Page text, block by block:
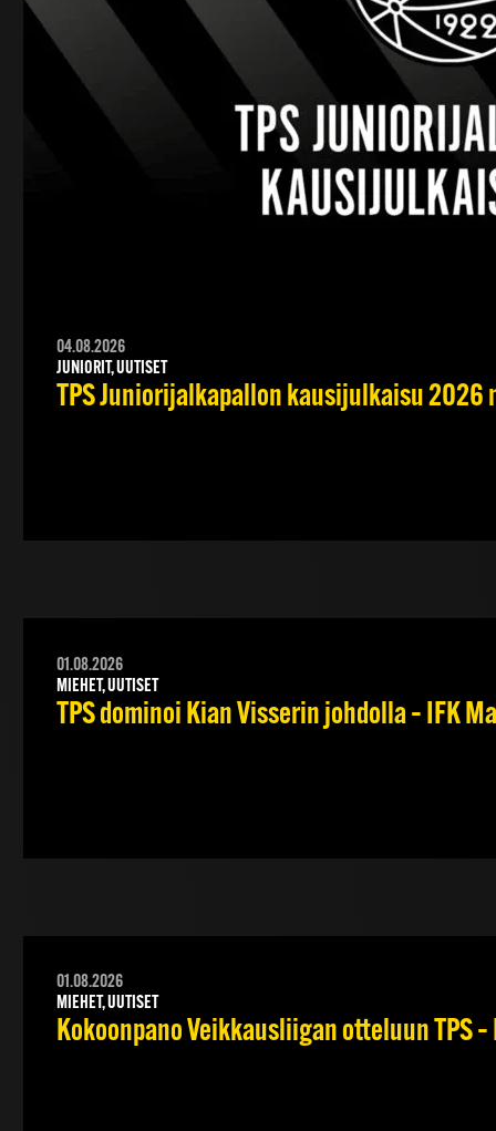
04.08.2026
JUNIORIT, UUTISET
TPS Juniorijalkapallon kausijulkaisu 2026
01.08.2026
MIEHET, UUTISET
TPS dominoi Kian Visserin johdolla – IFK
01.08.2026
MIEHET, UUTISET
Kokoonpano Veikkausliigan otteluun TPS